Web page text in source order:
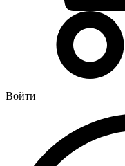
Войти
Газовые водонагреватели
Электрические
Магистральные фильтры
Фильтры для воды под